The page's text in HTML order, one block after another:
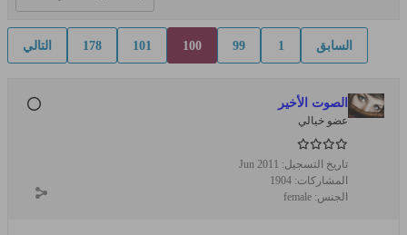
السابق 1
99
100
101
178 التالي
الصوت الأخير
عضو خيالي
تاريخ التسجيل: Jun 2011
المشاركات: 1904
الجنس: female